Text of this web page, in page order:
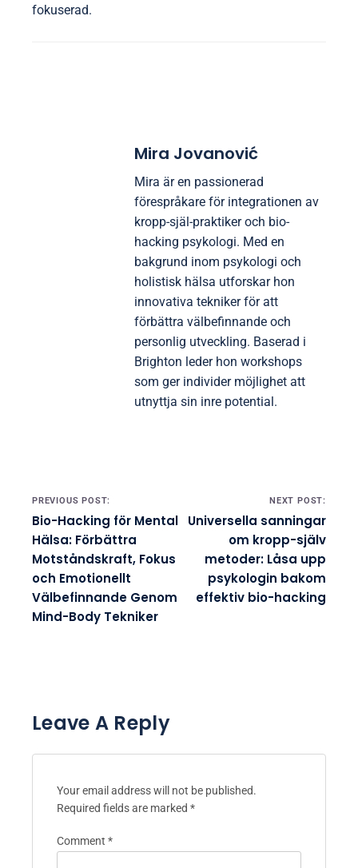
fokuserad.
Mira Jovanović
Mira är en passionerad
förespråkare för integrationen av
kropp-själ-praktiker och bio-
hacking psykologi. Med en
bakgrund inom psykologi och
holistisk hälsa utforskar hon
innovativa tekniker för att
förbättra välbefinnande och
personlig utveckling. Baserad i
Brighton leder hon workshops
som ger individer möjlighet att
utnyttja sin inre potential.
Post navigation
PREVIOUS POST:
Bio-Hacking för Mental
Hälsa: Förbättra
Motståndskraft, Fokus
och Emotionellt
Välbefinnande Genom
Mind-Body Tekniker
NEXT POST:
Universella sanningar
om kropp-själv
metoder: Låsa upp
psykologin bakom
effektiv bio-hacking
Leave A Reply
Your email address will not be published.
Required fields are marked *
Comment *